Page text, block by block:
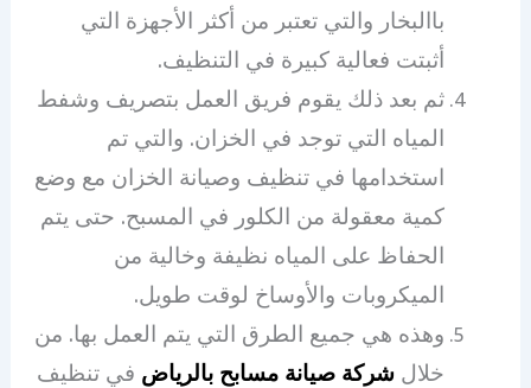
باالبخار والتي تعتبر من أكثر الأجهزة التي
أثبتت فعالية كبيرة في التنظيف.
ثم بعد ذلك يقوم فريق العمل بتصريف وشفط
المياه التي توجد في الخزان. والتي تم
استخدامها في تنظيف وصيانة الخزان مع وضع
كمية معقولة من الكلور في المسبح. حتى يتم
الحفاظ على المياه نظيفة وخالية من
الميكروبات والأوساخ لوقت طويل.
وهذه هي جميع الطرق التي يتم العمل بها. من
خلال شركة صيانة مسابح بالرياض في تنظيف